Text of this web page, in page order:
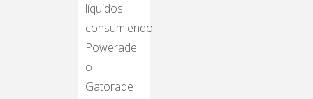
líquidos
consumiendo
Powerade
o
Gatorade